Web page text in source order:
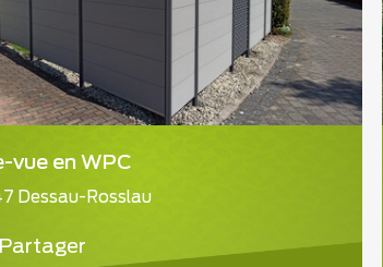
vue en WPC
Dessau-Rosslau
Partager